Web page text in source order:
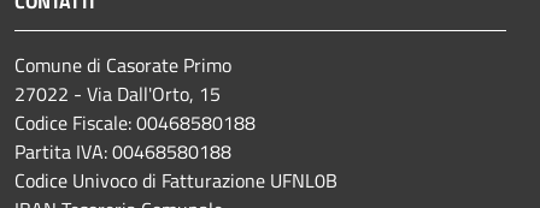
Comune di Casorate Primo
27022 - Via Dall'Orto, 15
Codice Fiscale: 00468580188
Partita IVA: 00468580188
Codice Univoco di Fatturazione UFNL0B